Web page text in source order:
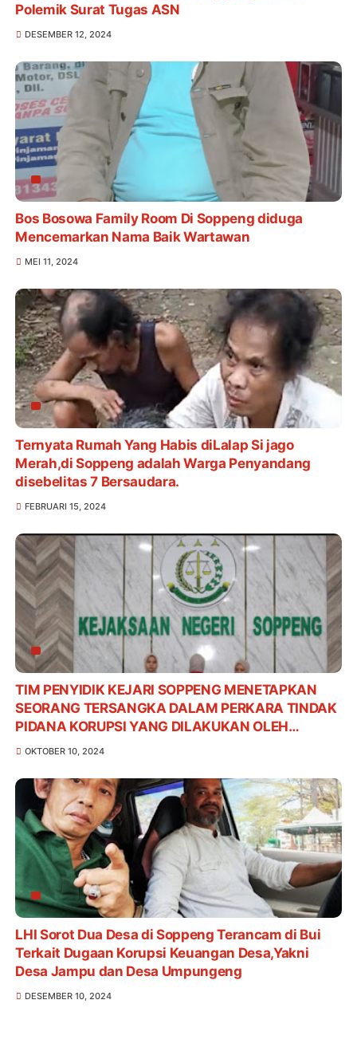
Polemik Surat Tugas ASN
DESEMBER 12, 2024
Bos Bosowa Family Room Di Soppeng diduga
Mencemarkan Nama Baik Wartawan
MEI 11, 2024
Ternyata Rumah Yang Habis diLalap Si jago
Merah,di Soppeng adalah Warga Penyandang
disebelitas 7 Bersaudara.
FEBRUARI 15, 2024
TIM PENYIDIK KEJARI SOPPENG MENETAPKAN
SEORANG TERSANGKA DALAM PERKARA TINDAK
PIDANA KORUPSI YANG DILAKUKAN OLEH
KARYAWAN SALAH SATU BANK PLAT MERAH DI
OKTOBER 10, 2024
LHI Sorot Dua Desa di Soppeng Terancam di Bui
Terkait Dugaan Korupsi Keuangan Desa,Yakni
Desa Jampu dan Desa Umpungeng
DESEMBER 10, 2024